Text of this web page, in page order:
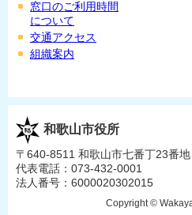
窓口のご利用時間
について
交通アクセス
組織案内
和歌山市役所
〒640-8511 和歌山市七番丁23番地
代表電話：073-432-0001
法人番号：6000020302015
Copyright ©